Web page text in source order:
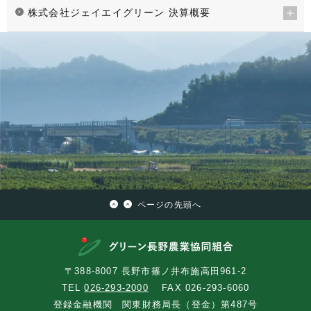
株式会社ジェイエイグリーン 決算概要
ページの先頭へ
〒388-8007 長野市篠ノ井布施高田961-2
TEL026-293-2000 FAX 026-293-6060
登録金融機関 関東財務局長（登金）第487号